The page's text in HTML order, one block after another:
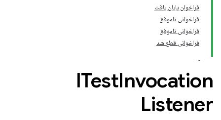
فراخوان پایان یافت
فراخوانی ناموفق
فراخوانی ناموفق
فراخوانی قطع شد
ITestInvocation
Listener